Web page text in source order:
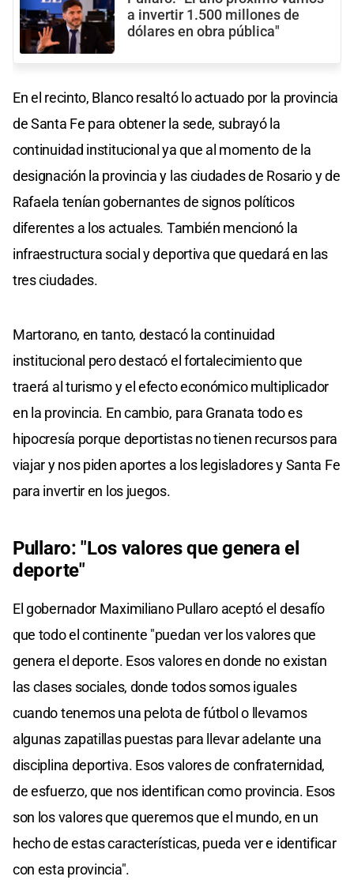
a invertir 1.500 millones de
dólares en obra pública"
En el recinto, Blanco resaltó lo actuado por la provincia
de Santa Fe para obtener la sede, subrayó la
continuidad institucional ya que al momento de la
designación la provincia y las ciudades de Rosario y de
Rafaela tenían gobernantes de signos políticos
diferentes a los actuales. También mencionó la
infraestructura social y deportiva que quedará en las
tres ciudades.
Martorano, en tanto, destacó la continuidad
institucional pero destacó el fortalecimiento que
traerá al turismo y el efecto económico multiplicador
en la provincia. En cambio, para Granata todo es
hipocresía porque deportistas no tienen recursos para
viajar y nos piden aportes a los legisladores y Santa Fe
para invertir en los juegos.
Pullaro: "Los valores que genera el
deporte"
El gobernador Maximiliano Pullaro aceptó el desafío
que todo el continente "puedan ver los valores que
genera el deporte. Esos valores en donde no existan
las clases sociales, donde todos somos iguales
cuando tenemos una pelota de fútbol o llevamos
algunas zapatillas puestas para llevar adelante una
disciplina deportiva. Esos valores de confraternidad,
de esfuerzo, que nos identifican como provincia. Esos
son los valores que queremos que el mundo, en un
hecho de estas características, pueda ver e identificar
con esta provincia".